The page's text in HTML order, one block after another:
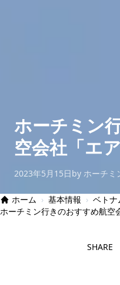
ホーチミン
空会社「エ
2023年5月15日by ホーチミ
ホーム › 基本情報 › ベトナ
ホーチミン行きのおすすめ航空
SHARE